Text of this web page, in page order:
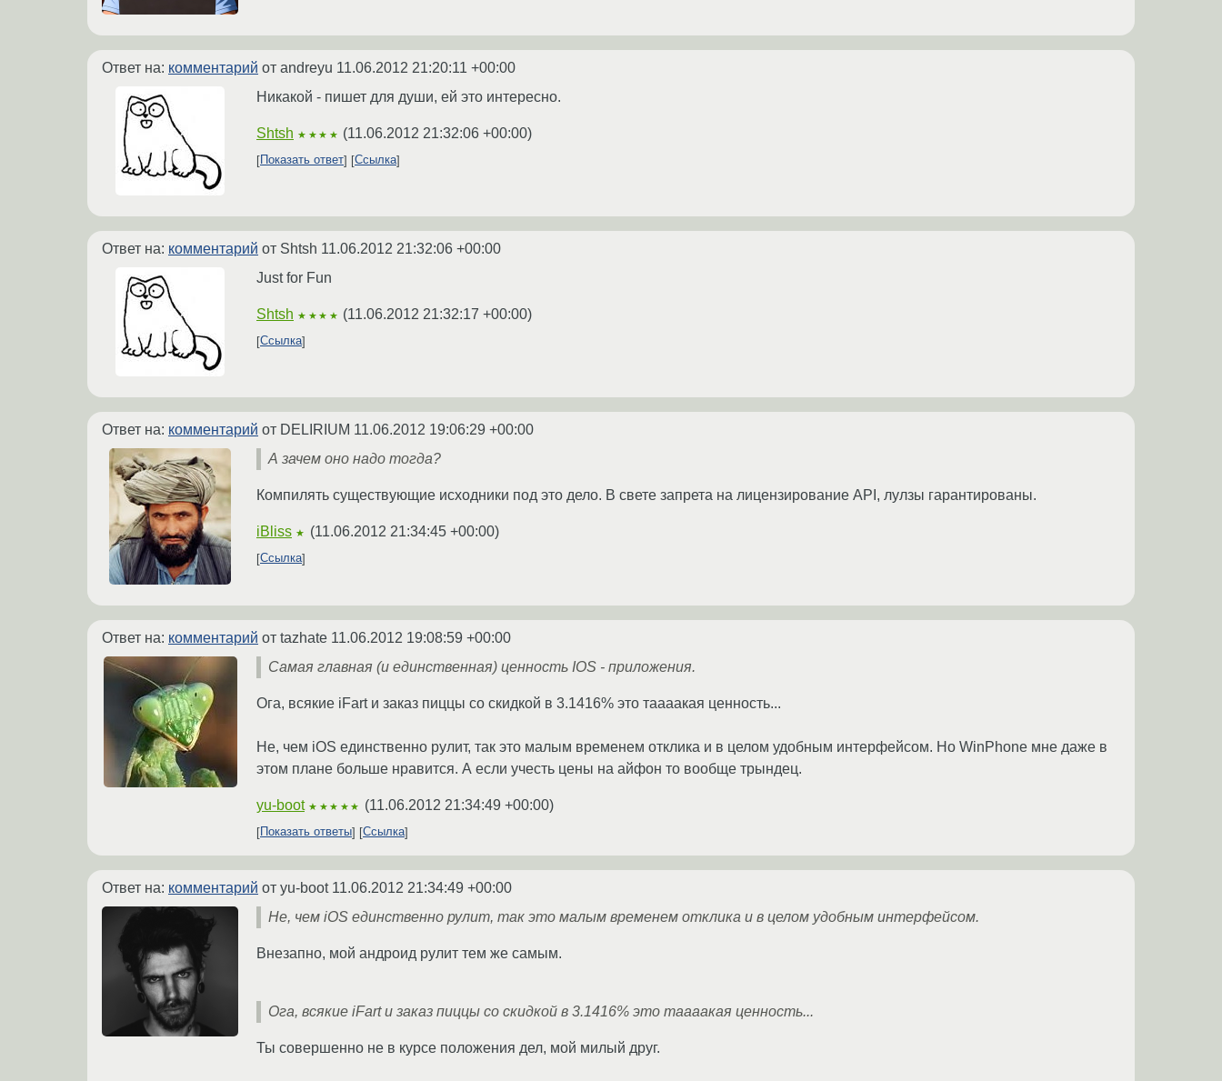
Ответ на: комментарий от andreyu 11.06.2012 21:20:11 +00:00
Никакой - пишет для души, ей это интересно.
Shtsh ★★★★ (11.06.2012 21:32:06 +00:00)
Показать ответ Ссылка
Ответ на: комментарий от Shtsh 11.06.2012 21:32:06 +00:00
Just for Fun
Shtsh ★★★★ (11.06.2012 21:32:17 +00:00)
Ссылка
Ответ на: комментарий от DELIRIUM 11.06.2012 19:06:29 +00:00
А зачем оно надо тогда?
Компилять существующие исходники под это дело. В свете запрета на лицензирование API, лулзы гарантированы.
iBliss ★ (11.06.2012 21:34:45 +00:00)
Ссылка
Ответ на: комментарий от tazhate 11.06.2012 19:08:59 +00:00
Самая главная (и единственная) ценность IOS - приложения.
Ога, всякие iFart и заказ пиццы со скидкой в 3.1416% это таааакая ценность...
Не, чем iOS единственно рулит, так это малым временем отклика и в целом удобным интерфейсом. Но WinPhone мне даже в
этом плане больше нравится. А если учесть цены на айфон то вообще трындец.
yu-boot ★★★★★ (11.06.2012 21:34:49 +00:00)
Показать ответы Ссылка
Ответ на: комментарий от yu-boot 11.06.2012 21:34:49 +00:00
Не, чем iOS единственно рулит, так это малым временем отклика и в целом удобным интерфейсом.
Внезапно, мой андроид рулит тем же самым.
Ога, всякие iFart и заказ пиццы со скидкой в 3.1416% это таааакая ценность...
Ты совершенно не в курсе положения дел, мой милый друг.